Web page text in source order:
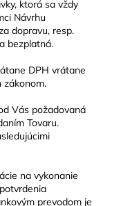
ktorá sa vždy
Návrhu
dopravu, resp.
bezplatná.
DPH vrátane
zákonom.
Vás požadovaná
Tovaru.
na vykonanie
prevodom je